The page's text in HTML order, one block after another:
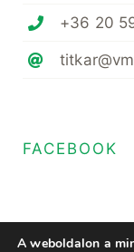
+36 20
FACEBOOK
A weboldalon a